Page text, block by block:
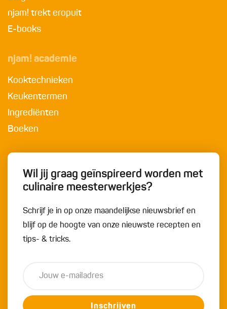
njam! trekt eropuit
E-books
njam! academie
Kooktechnieken
Keukentermen
Ingrediënten
Boeken
Wil jij graag geïnspireerd worden met
culinaire meesterwerkjes?
Schrijf je in op onze maandelijkse nieuwsbrief en
blijf op de hoogte van onze nieuwste recepten en
tips- & tricks.
Inschrijven